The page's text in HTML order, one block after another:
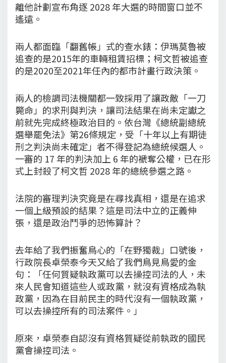
離他計劃宣布角逐 2028 年大選的時間窗口並不
遙遠。
兩人都面臨「翻舊帳」式的查水錶：伊瑪莫魯被
追查的是2015年的車輛租賃招標；柯文哲被追查
的是2020至2021年任內的都市計畫行政決策。
兩人的檢調司法機關都一致採用了讓政敵「一刀
斃命」的求刑與判決，讓司法結果在尚未定讞之
前就先完成終極政治目的。依台灣《總統副總統
選舉罷免法》第26條規定，受「十年以上有期徒
刑之判決尚未確定」者不得登記為總統候選人。
一審的 17 年的判決加上 6 年的褫奪公權，已在形
式上封殺了柯文哲 2028 年的總統參選之路。
法院的審理判決究竟是在尋找真相，還是在追求
一個上級預設的結果？這是司法中立的正義伸
張，還是政治鬥爭的恐怖算計？
去年給了我們振奮鳥心的「在野獨裁」口號後，
行政院長卓榮泰今天又給了我們鳥見鳥愛的金
句：「任何質疑執政黨可以去操控司法的人，未
來人民會知道這些人或政黨，就沒有資格成為執
政黨，因為在目前民主的時代沒有一個執政黨，
可以去操控所有的司法案件。」
原來，卓榮泰自認沒有資格質疑從前執政的國民
黨會操控司法。